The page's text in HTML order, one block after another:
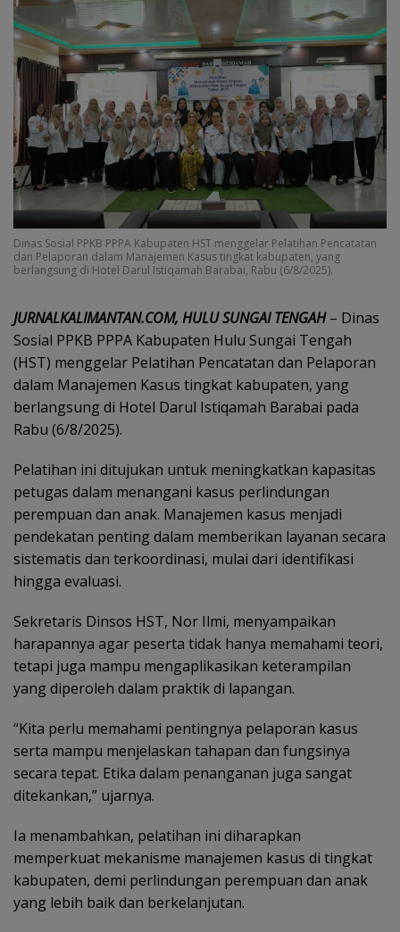
Dinas Sosial PPKB PPPA Kabupaten HST menggelar Pelatihan Pencatatan
dan Pelaporan dalam Manajemen Kasus tingkat kabupaten, yang
berlangsung di Hotel Darul Istiqamah Barabai, Rabu (6/8/2025).
JURNALKALIMANTAN.COM, HULU SUNGAI TENGAH– Dinas
Sosial PPKB PPPA Kabupaten Hulu Sungai Tengah
(HST) menggelar Pelatihan Pencatatan dan Pelaporan
dalam Manajemen Kasus tingkat kabupaten, yang
berlangsung di Hotel Darul Istiqamah Barabai pada
Rabu (6/8/2025).
Pelatihan ini ditujukan untuk meningkatkan kapasitas
petugas dalam menangani kasus perlindungan
perempuan dan anak. Manajemen kasus menjadi
pendekatan penting dalam memberikan layanan secara
sistematis dan terkoordinasi, mulai dari identifikasi
hingga evaluasi.
Sekretaris Dinsos HST, Nor Ilmi, menyampaikan
harapannya agar peserta tidak hanya memahami teori,
tetapi juga mampu mengaplikasikan keterampilan
yang diperoleh dalam praktik di lapangan.
“Kita perlu memahami pentingnya pelaporan kasus
serta mampu menjelaskan tahapan dan fungsinya
secara tepat. Etika dalam penanganan juga sangat
ditekankan,” ujarnya.
Ia menambahkan, pelatihan ini diharapkan
memperkuat mekanisme manajemen kasus di tingkat
kabupaten, demi perlindungan perempuan dan anak
yang lebih baik dan berkelanjutan.